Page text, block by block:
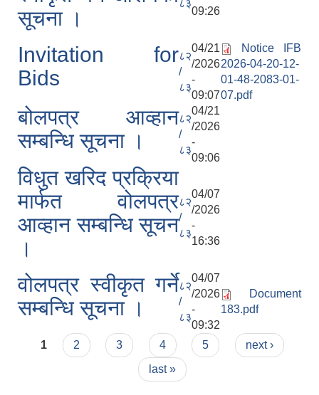
सूचना ।
८३
09:26
Invitation for
Bids
८२
/
८३
04/21
/2026
-
09:07
Notice IFB
2026-04-20-12-
01-48-2083-01-
07.pdf
बोलपत्र आव्हान
सम्बन्धि सूचना ।
८२
/
८३
04/21
/2026
-
09:06
विधुत खरिद प्रक्रिया
मार्फत वोलपत्र
आव्हान सम्बन्धि सूचन
।
८२
/
८३
04/07
/2026
-
16:36
वोलपत्र स्वीकृत गर्ने
सम्बन्धि सूचना ।
८२
/
८३
04/07
/2026
-
09:32
Document
183.pdf
Pages
1 2 3 4 5
next ›
last »